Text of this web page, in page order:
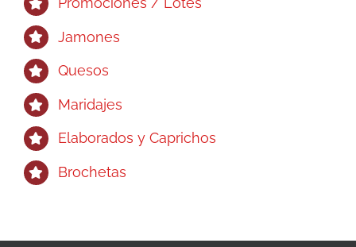
Jamones
Quesos
Maridajes
Elaborados y Caprichos
Brochetas